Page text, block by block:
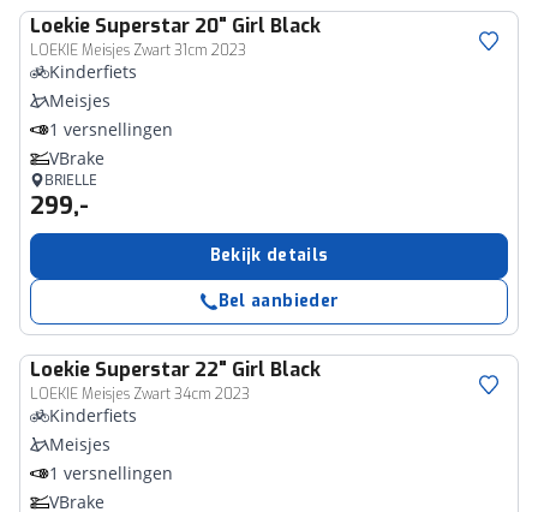
Loekie Superstar 20" Girl Black
LOEKIE Meisjes Zwart 31cm 2023
Kinderfiets
Meisjes
1 versnellingen
VBrake
BRIELLE
299,-
Bekijk details
Bel aanbieder
Loekie Superstar 22" Girl Black
LOEKIE Meisjes Zwart 34cm 2023
Kinderfiets
Meisjes
1 versnellingen
VBrake